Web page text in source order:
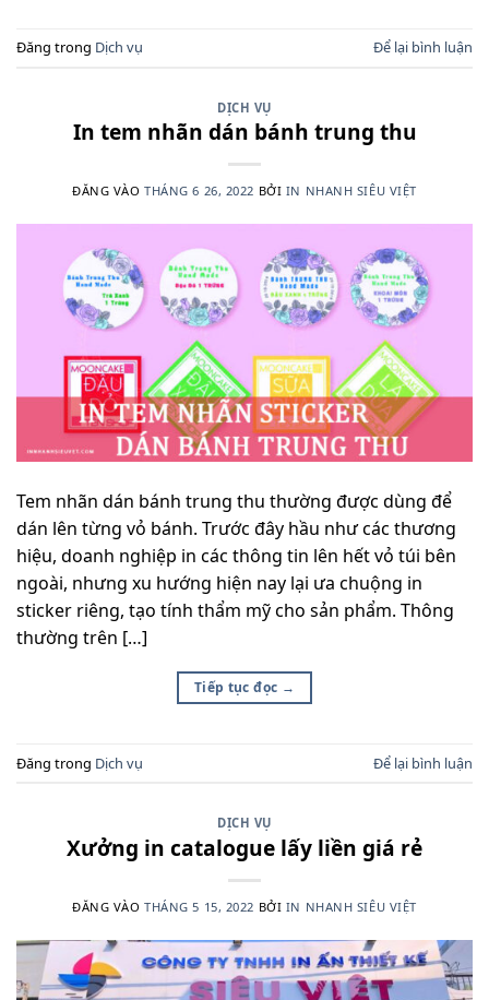
Đăng trong Dịch vụ Để lại bình luận
DỊCH VỤ
In tem nhãn dán bánh trung thu
ĐĂNG VÀOTHÁNG 6 26, 2022 BỞI IN NHANH SIÊU VIỆT
Tem nhãn dán bánh trung thu thường được dùng để
dán lên từng vỏ bánh. Trước đây hầu như các thương
hiệu, doanh nghiệp in các thông tin lên hết vỏ túi bên
ngoài, nhưng xu hướng hiện nay lại ưa chuộng in
sticker riêng, tạo tính thẩm mỹ cho sản phẩm. Thông
thường trên […]
Tiếp tục đọc →
Đăng trong Dịch vụ Để lại bình luận
DỊCH VỤ
Xưởng in catalogue lấy liền giá rẻ
ĐĂNG VÀOTHÁNG 5 15, 2022 BỞI IN NHANH SIÊU VIỆT